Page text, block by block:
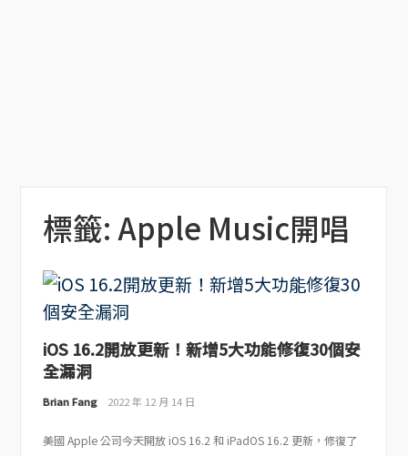
標籤: Apple Music開唱
iOS 16.2開放更新！新增5大功能修復30個安
全漏洞
Brian Fang 2022 年 12 月 14 日
美國 Apple 公司今天開放 iOS 16.2 和 iPadOS 16.2 更新，修復了